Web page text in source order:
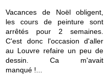
Vacances de Noël obligent,
les cours de peinture sont
arrêtés pour 2 semaines.
C'est donc l'occasion d'aller
au Louvre refaire un peu de
dessin. Ca m'avait
manqué !...